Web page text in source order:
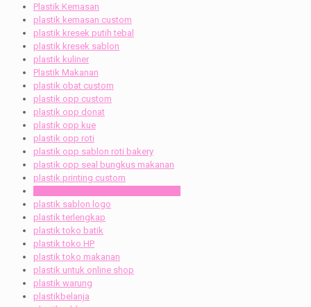
Plastik Kemasan
plastik kemasan custom
plastik kresek putih tebal
plastik kresek sablon
plastik kuliner
Plastik Makanan
plastik obat custom
plastik opp custom
plastik opp donat
plastik opp kue
plastik opp roti
plastik opp sablon roti bakery
plastik opp seal bungkus makanan
plastik printing custom
plastik sablon logo
plastik terlengkap
plastik toko batik
plastik toko HP
plastik toko makanan
plastik untuk online shop
plastik warung
plastikbelanja